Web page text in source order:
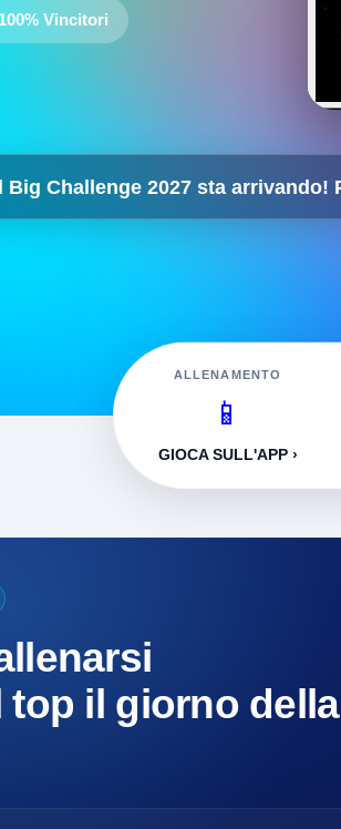
Vincitori
Big Challenge 2027 sta
ALLENAMENTO
📱
GIOCA SULL'APP ›
top il giorno della